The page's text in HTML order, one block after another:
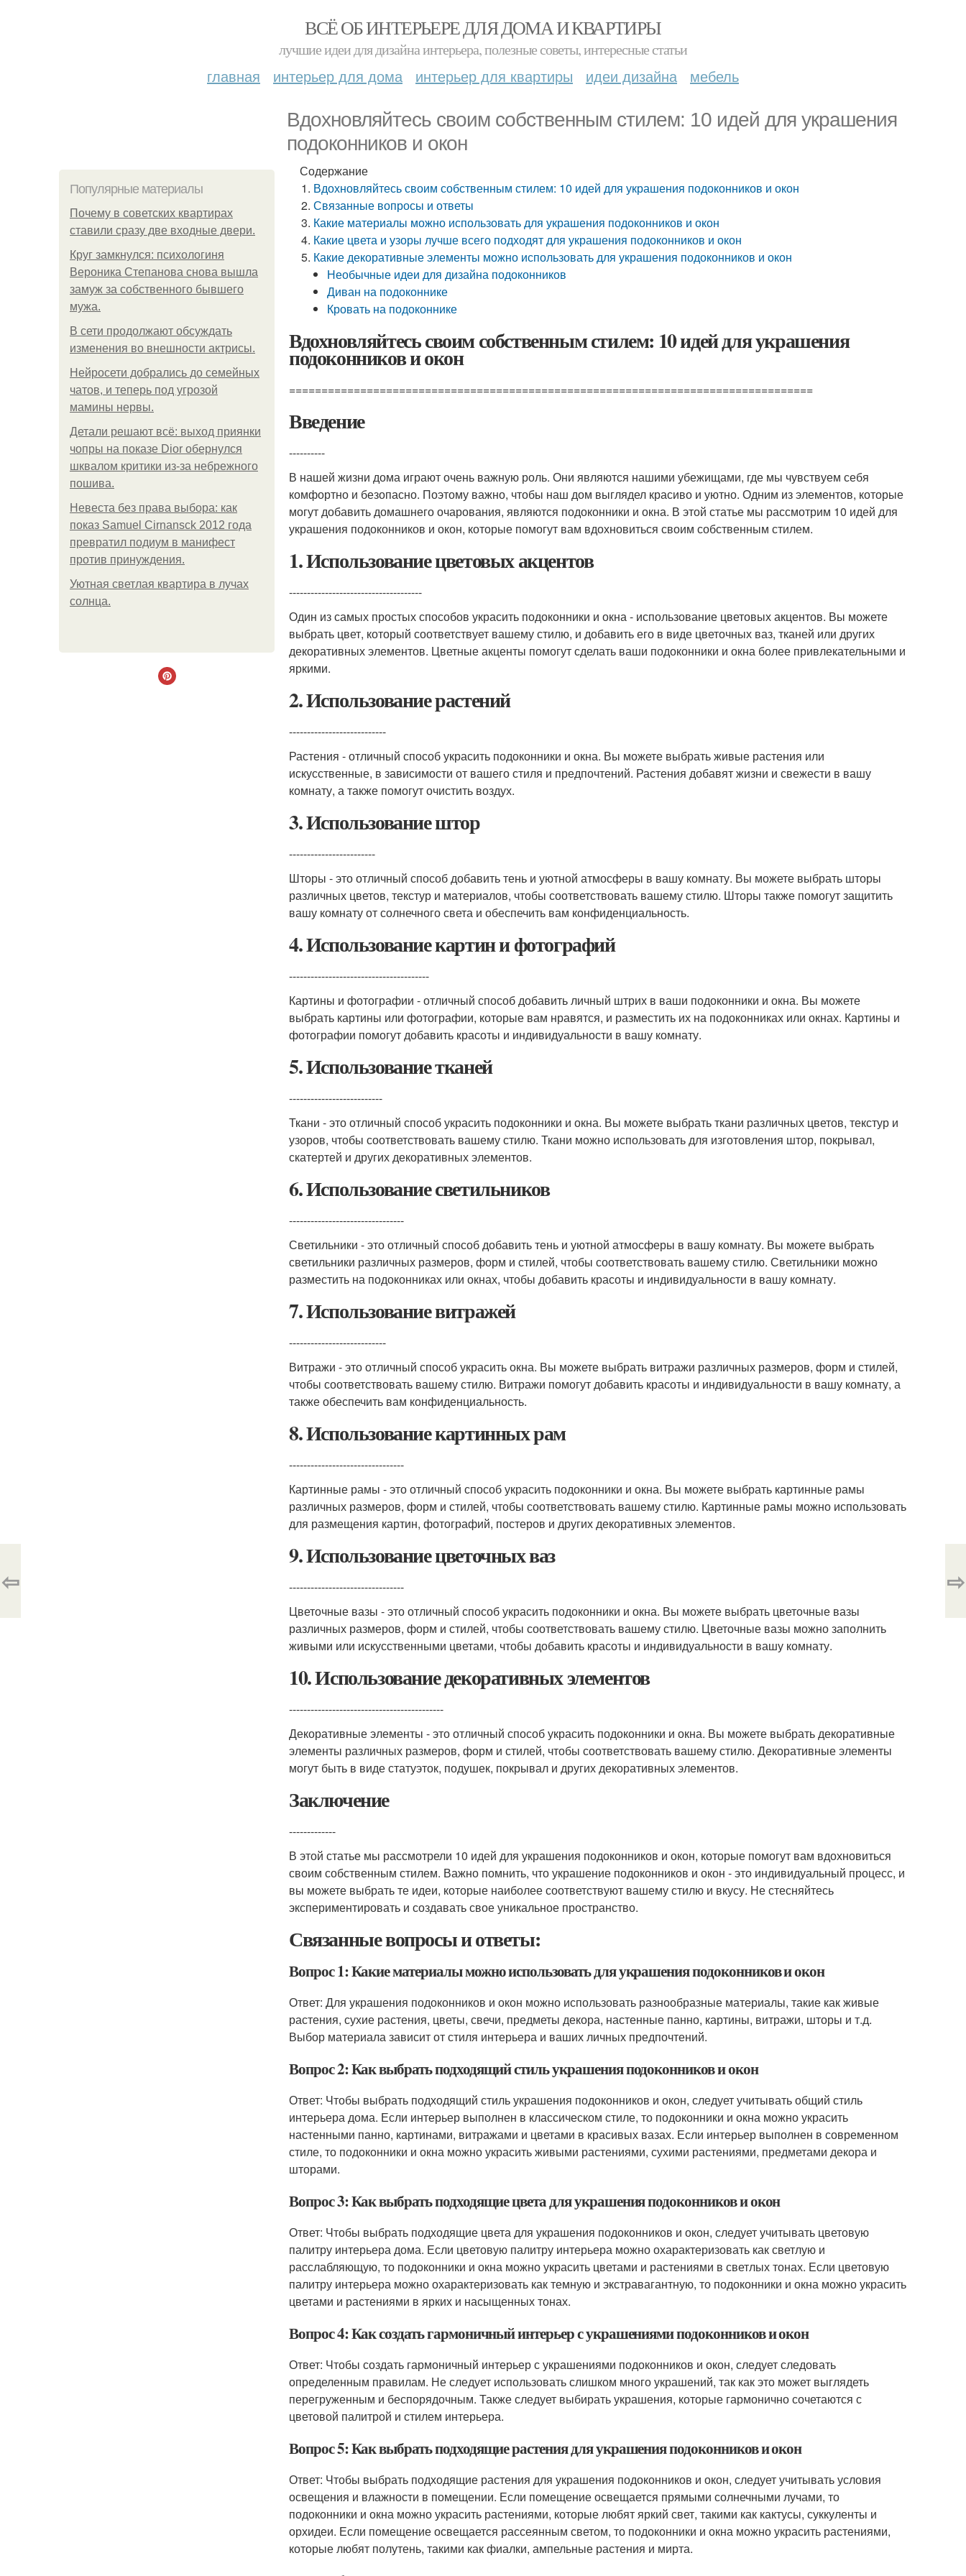
ВСЁ ОБ ИНТЕРЬЕРЕ ДЛЯ ДОМА И КВАРТИРЫ
лучшие идеи для дизайна интерьера, полезные советы, интересные статьи
главная интерьер для дома интерьер для квартиры идеи дизайна мебель
Вдохновляйтесь своим собственным стилем: 10 идей для украшения
подоконников и окон
Популярные материалы
Почему в советских квартирах
ставили сразу две входные двери.
Круг замкнулся: психологиня
Вероника Степанова снова вышла
замуж за собственного бывшего
мужа.
В сети продолжают обсуждать
изменения во внешности актрисы.
Нейросети добрались до семейных
чатов, и теперь под угрозой
мамины нервы.
Детали решают всё: выход приянки
чопры на показе Dior обернулся
шквалом критики из-за небрежного
пошива.
Невеста без права выбора: как
показ Samuel Cirnansck 2012 года
превратил подиум в манифест
против принуждения.
Уютная светлая квартира в лучах
солнца.
Содержание
Вдохновляйтесь своим собственным стилем: 10 идей для украшения подоконников и окон
Связанные вопросы и ответы
Какие материалы можно использовать для украшения подоконников и окон
Какие цвета и узоры лучше всего подходят для украшения подоконников и окон
Какие декоративные элементы можно использовать для украшения подоконников и окон
Необычные идеи для дизайна подоконников
Диван на подоконнике
Кровать на подоконнике
Вдохновляйтесь своим собственным стилем: 10 идей для украшения
подоконников и окон
=================================================================================
Введение
----------
В нашей жизни дома играют очень важную роль. Они являются нашими убежищами, где мы чувствуем себя
комфортно и безопасно. Поэтому важно, чтобы наш дом выглядел красиво и уютно. Одним из элементов, которые
могут добавить домашнего очарования, являются подоконники и окна. В этой статье мы рассмотрим 10 идей для
украшения подоконников и окон, которые помогут вам вдохновиться своим собственным стилем.
1. Использование цветовых акцентов
-------------------------------------
Один из самых простых способов украсить подоконники и окна - использование цветовых акцентов. Вы можете
выбрать цвет, который соответствует вашему стилю, и добавить его в виде цветочных ваз, тканей или других
декоративных элементов. Цветные акценты помогут сделать ваши подоконники и окна более привлекательными и
яркими.
2. Использование растений
---------------------------
Растения - отличный способ украсить подоконники и окна. Вы можете выбрать живые растения или
искусственные, в зависимости от вашего стиля и предпочтений. Растения добавят жизни и свежести в вашу
комнату, а также помогут очистить воздух.
3. Использование штор
------------------------
Шторы - это отличный способ добавить тень и уютной атмосферы в вашу комнату. Вы можете выбрать шторы
различных цветов, текстур и материалов, чтобы соответствовать вашему стилю. Шторы также помогут защитить
вашу комнату от солнечного света и обеспечить вам конфиденциальность.
4. Использование картин и фотографий
---------------------------------------
Картины и фотографии - отличный способ добавить личный штрих в ваши подоконники и окна. Вы можете
выбрать картины или фотографии, которые вам нравятся, и разместить их на подоконниках или окнах. Картины и
фотографии помогут добавить красоты и индивидуальности в вашу комнату.
5. Использование тканей
--------------------------
Ткани - это отличный способ украсить подоконники и окна. Вы можете выбрать ткани различных цветов, текстур и
узоров, чтобы соответствовать вашему стилю. Ткани можно использовать для изготовления штор, покрывал,
скатертей и других декоративных элементов.
6. Использование светильников
--------------------------------
Светильники - это отличный способ добавить тень и уютной атмосферы в вашу комнату. Вы можете выбрать
светильники различных размеров, форм и стилей, чтобы соответствовать вашему стилю. Светильники можно
разместить на подоконниках или окнах, чтобы добавить красоты и индивидуальности в вашу комнату.
7. Использование витражей
---------------------------
Витражи - это отличный способ украсить окна. Вы можете выбрать витражи различных размеров, форм и стилей,
чтобы соответствовать вашему стилю. Витражи помогут добавить красоты и индивидуальности в вашу комнату, а
также обеспечить вам конфиденциальность.
8. Использование картинных рам
--------------------------------
Картинные рамы - это отличный способ украсить подоконники и окна. Вы можете выбрать картинные рамы
различных размеров, форм и стилей, чтобы соответствовать вашему стилю. Картинные рамы можно использовать
для размещения картин, фотографий, постеров и других декоративных элементов.
9. Использование цветочных ваз
--------------------------------
Цветочные вазы - это отличный способ украсить подоконники и окна. Вы можете выбрать цветочные вазы
различных размеров, форм и стилей, чтобы соответствовать вашему стилю. Цветочные вазы можно заполнить
живыми или искусственными цветами, чтобы добавить красоты и индивидуальности в вашу комнату.
10. Использование декоративных элементов
-------------------------------------------
Декоративные элементы - это отличный способ украсить подоконники и окна. Вы можете выбрать декоративные
элементы различных размеров, форм и стилей, чтобы соответствовать вашему стилю. Декоративные элементы
могут быть в виде статуэток, подушек, покрывал и других декоративных элементов.
Заключение
-------------
В этой статье мы рассмотрели 10 идей для украшения подоконников и окон, которые помогут вам вдохновиться
своим собственным стилем. Важно помнить, что украшение подоконников и окон - это индивидуальный процесс, и
вы можете выбрать те идеи, которые наиболее соответствуют вашему стилю и вкусу. Не стесняйтесь
экспериментировать и создавать свое уникальное пространство.
Связанные вопросы и ответы:
Вопрос 1: Какие материалы можно использовать для украшения подоконников и окон
Ответ: Для украшения подоконников и окон можно использовать разнообразные материалы, такие как живые
растения, сухие растения, цветы, свечи, предметы декора, настенные панно, картины, витражи, шторы и т.д.
Выбор материала зависит от стиля интерьера и ваших личных предпочтений.
Вопрос 2: Как выбрать подходящий стиль украшения подоконников и окон
Ответ: Чтобы выбрать подходящий стиль украшения подоконников и окон, следует учитывать общий стиль
интерьера дома. Если интерьер выполнен в классическом стиле, то подоконники и окна можно украсить
настенными панно, картинами, витражами и цветами в красивых вазах. Если интерьер выполнен в современном
стиле, то подоконники и окна можно украсить живыми растениями, сухими растениями, предметами декора и
шторами.
Вопрос 3: Как выбрать подходящие цвета для украшения подоконников и окон
Ответ: Чтобы выбрать подходящие цвета для украшения подоконников и окон, следует учитывать цветовую
палитру интерьера дома. Если цветовую палитру интерьера можно охарактеризовать как светлую и
расслабляющую, то подоконники и окна можно украсить цветами и растениями в светлых тонах. Если цветовую
палитру интерьера можно охарактеризовать как темную и экстравагантную, то подоконники и окна можно украсить
цветами и растениями в ярких и насыщенных тонах.
Вопрос 4: Как создать гармоничный интерьер с украшениями подоконников и окон
Ответ: Чтобы создать гармоничный интерьер с украшениями подоконников и окон, следует следовать
определенным правилам. Не следует использовать слишком много украшений, так как это может выглядеть
перегруженным и беспорядочным. Также следует выбирать украшения, которые гармонично сочетаются с
цветовой палитрой и стилем интерьера.
Вопрос 5: Как выбрать подходящие растения для украшения подоконников и окон
Ответ: Чтобы выбрать подходящие растения для украшения подоконников и окон, следует учитывать условия
освещения и влажности в помещении. Если помещение освещается прямыми солнечными лучами, то
подоконники и окна можно украсить растениями, которые любят яркий свет, такими как кактусы, суккуленты и
орхидеи. Если помещение освещается рассеянным светом, то подоконники и окна можно украсить растениями,
которые любят полутень, такими как фиалки, ампельные растения и мирта.
⇦ ⇨